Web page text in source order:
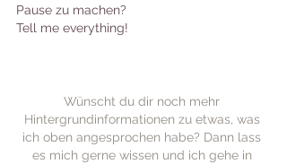
Pause zu machen?
Tell me everything!
Wünscht du dir noch mehr
Hintergrundinformationen zu etwas, was
ich oben angesprochen habe? Dann lass
es mich gerne wissen und ich gehe in